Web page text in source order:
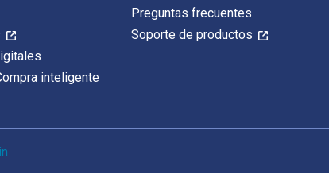
inteligente
Preguntas frecuentes
Soporte de productos